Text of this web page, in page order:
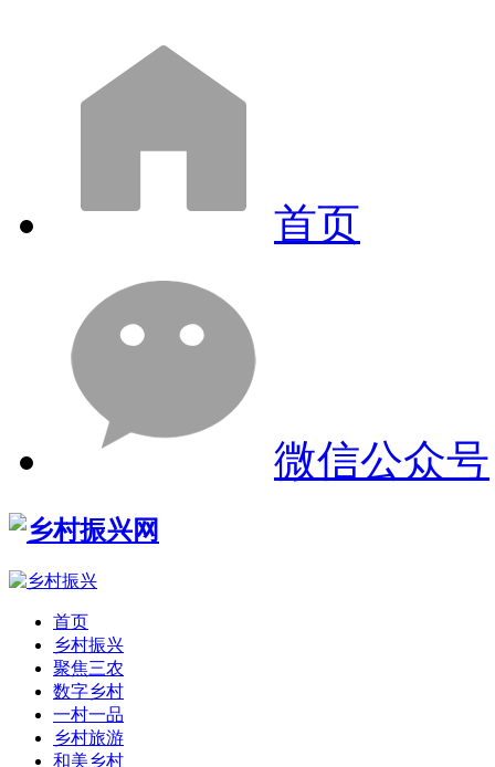
首页
微信公众号
首页
乡村振兴
聚焦三农
数字乡村
一村一品
乡村旅游
和美乡村